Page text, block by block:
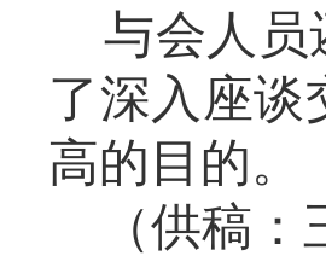
与会人员
了深入座谈
高的目的。
（供稿